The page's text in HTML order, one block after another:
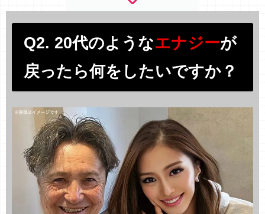
Q2. 20代のようなエナジーが
戻ったら何をしたいですか？